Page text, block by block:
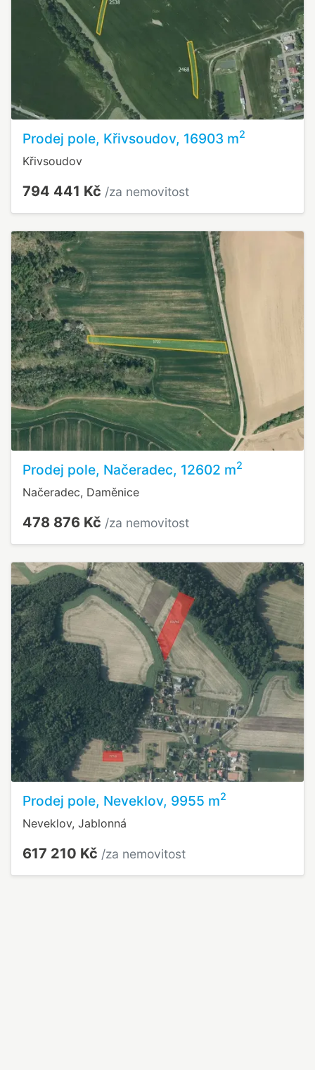
Prodej pole, Křivsoudov, 16903 m2
Křivsoudov
794 441 Kč /za nemovitost
Prodej pole, Načeradec, 12602 m2
Načeradec, Daměnice
478 876 Kč /za nemovitost
Prodej pole, Neveklov, 9955 m2
Neveklov, Jablonná
617 210 Kč /za nemovitost